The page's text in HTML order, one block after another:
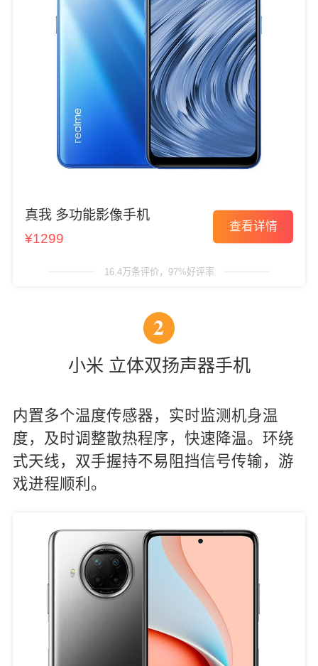
真我 多功能影像手机
¥1299
查看详情
16.4万条评价，97%好评率
2
小米 立体双扬声器手机
内置多个温度传感器，实时监测机身温
度，及时调整散热程序，快速降温。环绕
式天线，双手握持不易阻挡信号传输，游
戏进程顺利。